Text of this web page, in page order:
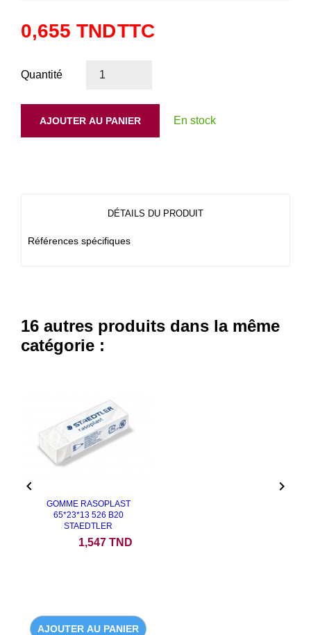
0,655 TNDTTC
Quantité
AJOUTER AU PANIER En stock
DÉTAILS DU PRODUIT
Références spécifiques
16 autres produits dans la même
catégorie :
GOMME RASOPLAST
65*23*13 526 B20
STAEDTLER
1,547 TND
AJOUTER AU PANIER
 